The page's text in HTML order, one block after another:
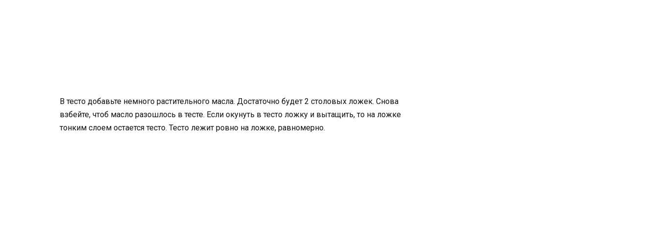
В тесто добавьте немного растительного масла. Достаточно будет 2 столовых ложек. Снова
взбейте, чтоб масло разошлось в тесте. Если окунуть в тесто ложку и вытащить, то на ложке
тонким слоем остается тесто. Тесто лежит ровно на ложке, равномерно.